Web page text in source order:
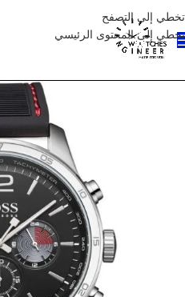
تخطي إلى التصفح
تخطي إلى المحتوى الرئيسي